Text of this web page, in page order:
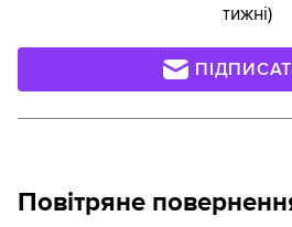
тижні)
Повітряне